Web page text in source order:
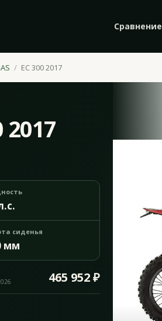
Сравнение
EC 300 2017
2017
сиденья
мм
465 952 ₽